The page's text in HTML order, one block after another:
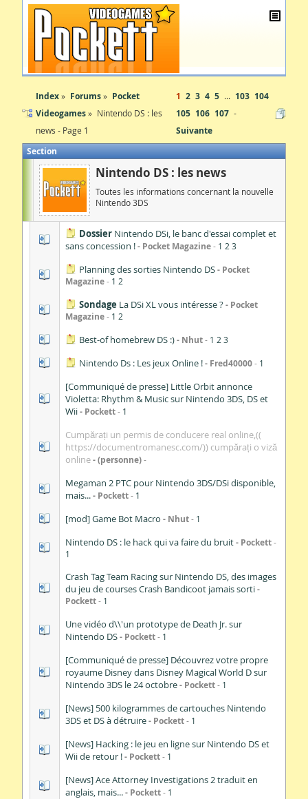
Index Forums
Pocket
Videogames
Nintendo DS : les
news - Page 1
1 2 3 4 5 ... 103 104
105 106 107
Suivante
Section
Nintendo DS : les news
Toutes les informations concernant la nouvelle
Nintendo 3DS
Dossier Nintendo DSi, le banc d'essai complet et
sans concession !
Pocket Magazine 1 2 3
Planning des sorties Nintendo DS
Pocket
Magazine
1 2
Sondage La DSi XL vous intéresse ?
Pocket
Magazine
1 2
Best-of homebrew DS :) Nhut 1 2 3
Nintendo Ds : Les jeux Online ! Fred40000 1
[Communiqué de presse] Little Orbit annonce
Violetta: Rhythm & Music sur Nintendo 3DS, DS et
Wii
Pockett 1
Cumpărați un permis de conducere real online,((
https://documentromanesc.com/)) cumpărați o viză
online (personne)
Megaman 2 PTC pour Nintendo 3DS/DSi disponible,
mais...
Pockett 1
[mod] Game Bot Macro Nhut 1
Nintendo DS : le hack qui va faire du bruit Pockett
1
Crash Tag Team Racing sur Nintendo DS, des images
du jeu de courses Crash Bandicoot jamais sorti
Pockett 1
Une vidéo d\\'un prototype de Death Jr. sur
Nintendo DS
Pockett 1
[Communiqué de presse] Découvrez votre propre
royaume Disney dans Disney Magical World D sur
Nintendo 3DS le 24 octobre
Pockett 1
[News] 500 kilogrammes de cartouches Nintendo
3DS et DS à détruire
Pockett 1
[News] Hacking : le jeu en ligne sur Nintendo DS et
Wii de retour !
Pockett 1
[News] Ace Attorney Investigations 2 traduit en
anglais, mais...
Pockett 1